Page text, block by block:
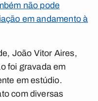
não pode
em andamento à
João Vitor Aires,
foi gravada em
em estúdio.
com diversas